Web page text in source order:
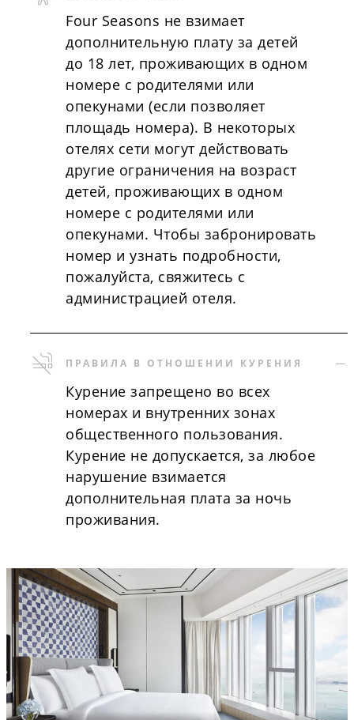
Four Seasons не взимает
дополнительную плату за детей
до 18 лет, проживающих в одном
номере с родителями или
опекунами (если позволяет
площадь номера). В некоторых
отелях сети могут действовать
другие ограничения на возраст
детей, проживающих в одном
номере с родителями или
опекунами. Чтобы забронировать
номер и узнать подробности,
пожалуйста, свяжитесь с
администрацией отеля.
ПРАВИЛА В ОТНОШЕНИИ КУРЕНИЯ
Курение запрещено во всех
номерах и внутренних зонах
общественного пользования.
Курение не допускается, за любое
нарушение взимается
дополнительная плата за ночь
проживания.